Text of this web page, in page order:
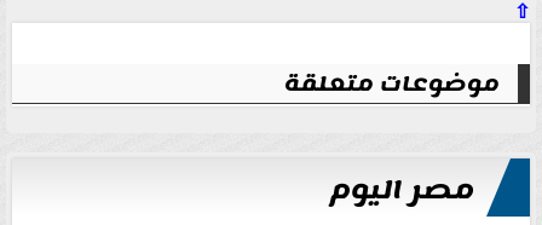
⇧
موضوعات متعلقة
مصر اليوم